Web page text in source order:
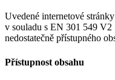
Uvedené internetové
v souladu s EN 301 549 V2
nedostatečně přístupného
Přístupnost obsahu